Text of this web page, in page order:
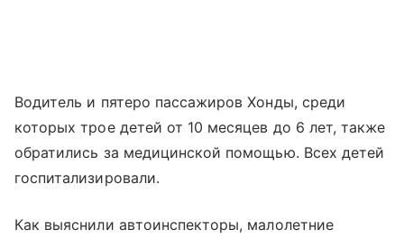
Водитель и пятеро пассажиров Хонды, среди
которых трое детей от 10 месяцев до 6 лет, также
обратились за медицинской помощью. Всех детей
госпитализировали.
Как выяснили автоинспекторы, малолетние